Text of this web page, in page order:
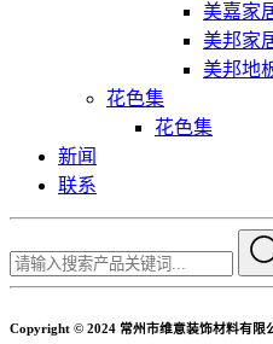
美嘉家
美邦家
美邦地
花色集
花色集
新闻
联系
Copyright © 2024 常州市维意装饰材料有限